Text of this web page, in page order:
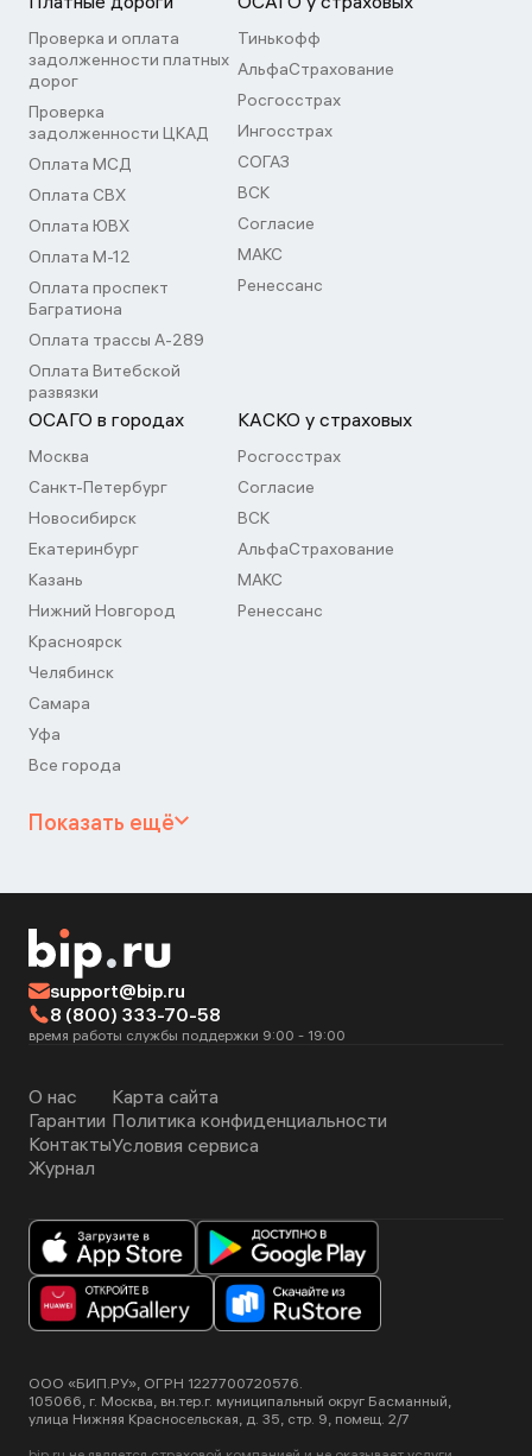
Проверка и оплата
задолженности платных
дорог
Проверка
задолженности ЦКАД
Оплата МСД
Оплата СВХ
Оплата ЮВХ
Оплата М-12
Оплата проспект
Багратиона
Оплата трассы А-289
Оплата Витебской
развязки
Тинькофф
АльфаСтрахование
Росгосстрах
Ингосстрах
СОГАЗ
ВСК
Согласие
МАКС
Ренессанс
ОСАГО в городах
Москва
Санкт-Петербург
Новосибирск
Екатеринбург
Казань
Нижний Новгород
Красноярск
Челябинск
Самара
Уфа
Все города
КАСКО у страховых
Росгосстрах
Согласие
ВСК
АльфаСтрахование
МАКС
Ренессанс
Показать ещё
support@bip.ru
8 (800) 333-70-58
время работы службы поддержки 9:00 - 19:00
О нас
Гарантии
Контакты
Журнал
Карта сайта
Политика конфиденциальности
Условия сервиса
ООО «БИП.РУ», ОГРН 1227700720576.
105066, г. Москва, вн.тер.г. муниципальный округ Басманный,
улица Нижняя Красносельская, д. 35, стр. 9, помещ. 2/7